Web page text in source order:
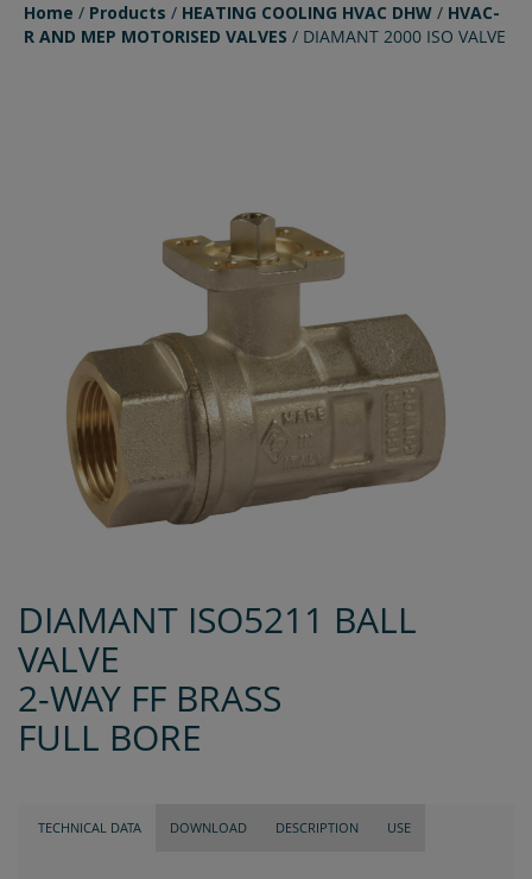
Home / Products / HEATING COOLING HVAC DHW / HVAC-
R AND MEP MOTORISED VALVES / DIAMANT 2000 ISO VALVE
DIAMANT ISO5211 BALL
VALVE
2-WAY FF BRASS
FULL BORE
TECHNICAL DATA DOWNLOAD DESCRIPTION USE